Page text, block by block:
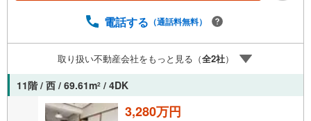
■現在は空き部屋で、気軽に室内見学可能です！【弊社の特
までご案内致しますので、担当者にお声がけください。■キ
ッズスペースもございますので、小さなお子様がいらっし
ゃるご家庭もお気軽にご来場ください！【営業日】定休日
はございません。火曜日・水曜日も営業しております。
電話する （通話料無料）
取り扱い不動産会社をもっと見る（全2社）
11階 / 西 / 69.61m2 / 4DK
3,280万円